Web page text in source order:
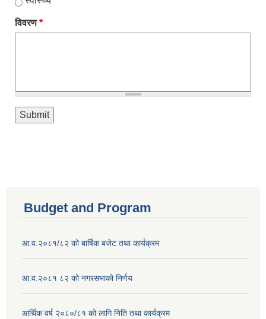
विवरण*
Budget and Program
आ.व.२०८१/८२ को बार्षिक बजेट तथा कार्यक्रम
आ.व.२०८१ ८२ को नगरसभाको निर्णय
आर्थिक वर्ष २०८०/८१ को लागि निति तथा कार्यक्रम